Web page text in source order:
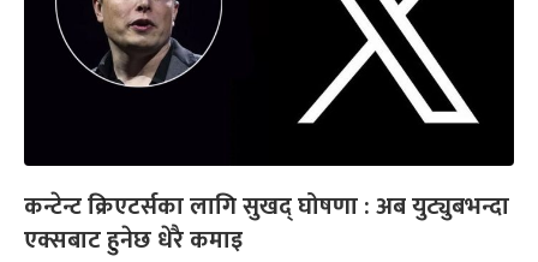
कन्टेन्ट क्रिएटर्सका लागि सुखद् घोषणा : अब युट्युबभन्दा
एक्सबाट हुनेछ धेरै कमाइ